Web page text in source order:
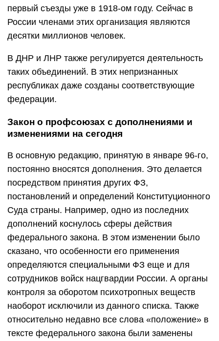
первый съезды уже в 1918-ом году. Сейчас в
России членами этих организация являются
десятки миллионов человек.
В ДНР и ЛНР также регулируется деятельность
таких объединений. В этих непризнанных
республиках даже созданы соответствующие
федерации.
Закон о профсоюзах с дополнениями и
изменениями на сегодня
В основную редакцию, принятую в январе 96-го,
постоянно вносятся дополнения. Это делается
посредством принятия других ФЗ,
постановлений и определений Конституционного
Суда страны. Например, одно из последних
дополнений коснулось сферы действия
федерального закона. В этом изменении было
сказано, что особенности его применения
определяются специальными ФЗ еще и для
сотрудников войск нацгвардии России. А органы
контроля за оборотом психотропных веществ
наоборот исключили из данного списка. Также
относительно недавно все слова «положение» в
тексте федерального закона были заменены